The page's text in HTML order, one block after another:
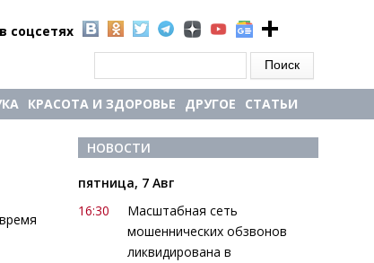
соцсетях
КРАСОТА И ЗДОРОВЬЕ ДРУГОЕ СТАТЬИ
НОВОСТИ
пятница, 7 Авг
16:30
Масштабная сеть
мошеннических обзвонов
ликвидирована в